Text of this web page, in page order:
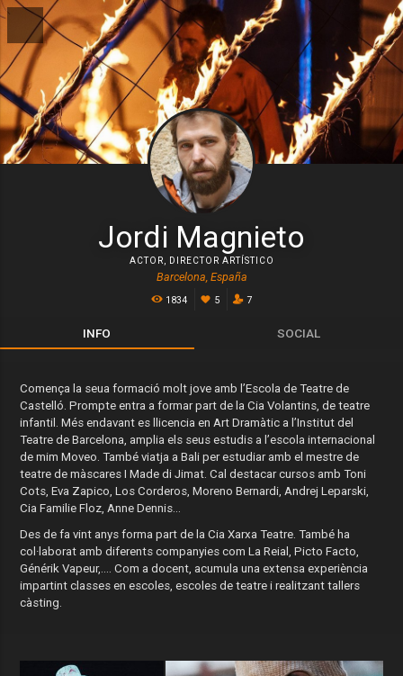
Jordi Magnieto
ACTOR DIRECTOR ARTÍSTICO
Barcelona, España
1834 5 7
INFO SOCIAL
Comença la seua formació molt jove amb l’Escola de Teatre de
Castelló. Prompte entra a formar part de la Cia Volantins, de teatre
infantil. Més endavant es llicencia en Art Dramàtic a l’Institut del
Teatre de Barcelona, amplia els seus estudis a l’escola internacional
de mim Moveo. També viatja a Bali per estudiar amb el mestre de
teatre de màscares I Made di Jimat. Cal destacar cursos amb Toni
Cots, Eva Zapico, Los Corderos, Moreno Bernardi, Andrej Leparski,
Cia Familie Floz, Anne Dennis...
Des de fa vint anys forma part de la Cia Xarxa Teatre. També ha
col·laborat amb diferents companyies com La Reial, Picto Facto,
Générik Vapeur,.... Com a docent, acumula una extensa experiència
impartint classes en escoles, escoles de teatre i realitzant tallers
càsting.